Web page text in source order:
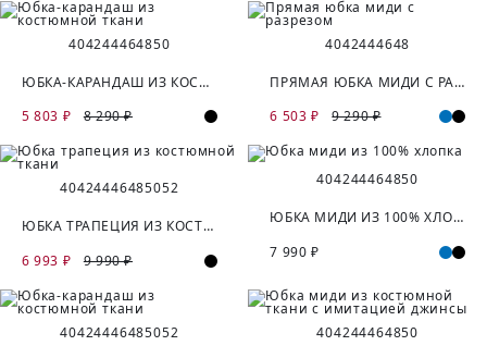
404244464850
ЮБКА-КАРАНДАШ ИЗ КОСТЮМНОЙ ТКАНИ
5 803 ₽
8 290 ₽
4042444648
ПРЯМАЯ ЮБКА МИДИ С РАЗРЕЗОМ
6 503 ₽
9 290 ₽
40424446485052
ЮБКА ТРАПЕЦИЯ ИЗ КОСТЮМНОЙ ТКАНИ
6 993 ₽
9 990 ₽
404244464850
ЮБКА МИДИ ИЗ 100% ХЛОПКА
7 990 ₽
40424446485052 404244464850